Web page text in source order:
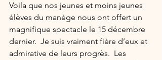
Voila que nos jeunes et moins jeunes
élèves du manège nous ont offert un
magnifique spectacle le 15 décembre
dernier.  Je suis vraiment fière d’eux et
admirative de leurs progrès.  Les